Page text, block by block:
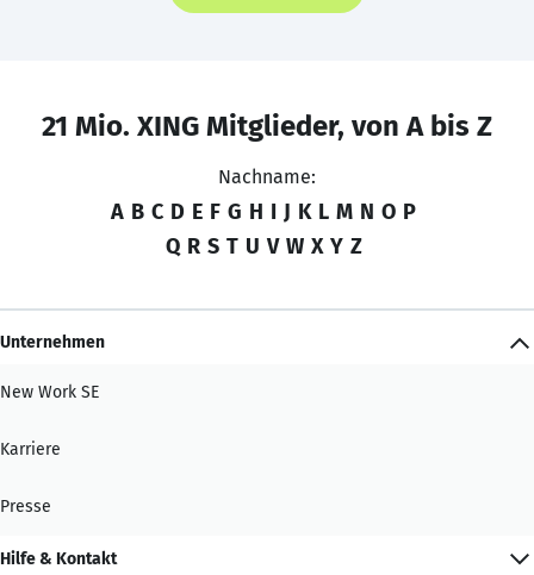
21 Mio. XING Mitglieder, von A bis Z
Nachname:
A B C D E F G H I J K L M N O P
Q R S T U V W X Y Z
Unternehmen
New Work SE
Karriere
Presse
Hilfe & Kontakt